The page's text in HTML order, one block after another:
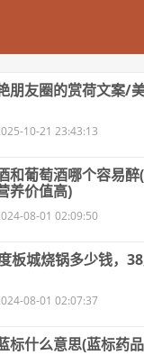
朋友圈的赏荷文案/
10-21 23:43:13
和葡萄酒哪个容易
养价值高)
08-01 02:09:50
板城烧锅多少钱，
08-01 02:07:37
标什么意思(蓝标药